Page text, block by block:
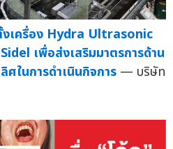
งเครื่อง Hydra Ultrasonic
เพื่อส่งเสริมมาตรการด้าน
ศในการดำเนินกิจการ — บริษัท